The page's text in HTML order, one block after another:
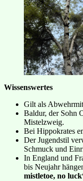
Wissenswertes
Gilt als
Baldur, der Sohn
Mistelzweig.
Bei Hippokrates
Der Jugendstil
Schmuck und
In England und
bis Neujahr
mistletoe, no